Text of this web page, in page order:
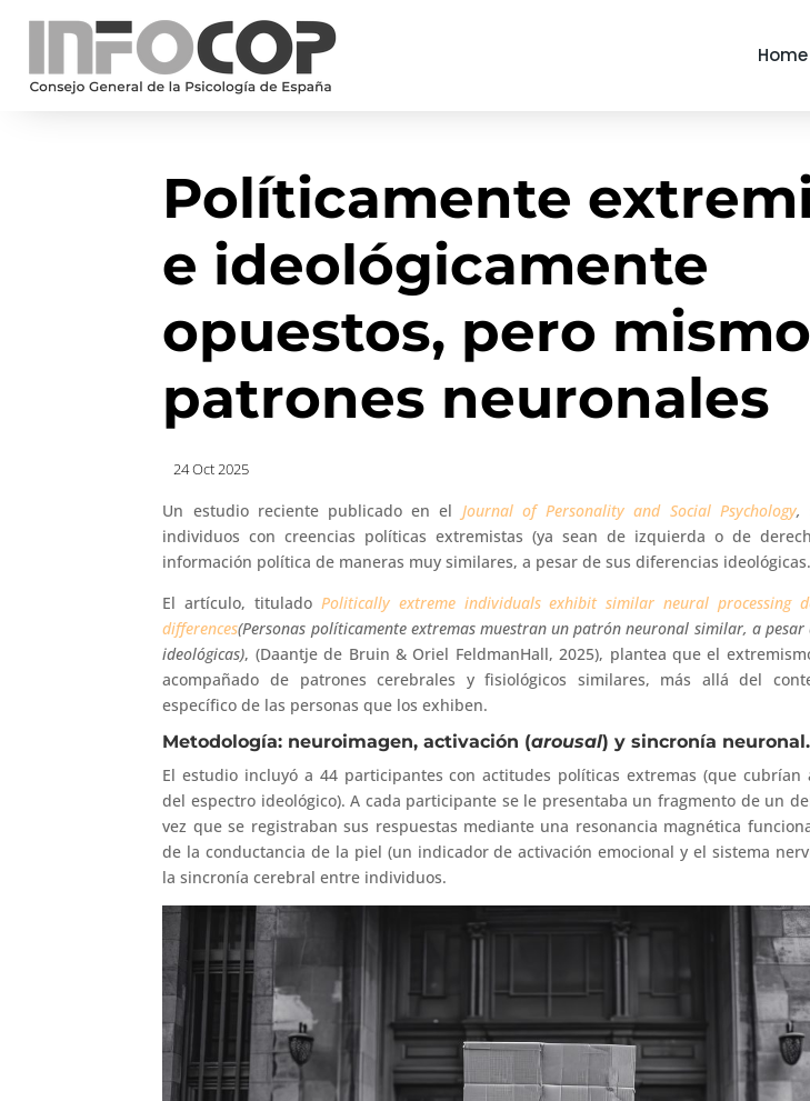
Home
Políticamente
e ideológicamente
opuestos, pero
patrones neuronales
24 Oct 2025
Un estudio reciente publicado en el Journal of Personality and Social Psychology,
individuos con creencias políticas extremistas (ya sean de izquierda o de
información política de maneras muy similares, a pesar de sus diferencias ideológicas.
El artículo, titulado Politically extreme individuals exhibit similar neural processing
differences(Personas políticamente extremas muestran un patrón neuronal similar, a pesar
ideológicas), (Daantje de Bruin & Oriel FeldmanHall, 2025), plantea que el
acompañado de patrones cerebrales y fisiológicos similares, más allá del
específico de las personas que los exhiben.
Metodología: neuroimagen, activación (arousal) y sincronía neuronal.
El estudio incluyó a 44 participantes con actitudes políticas extremas (que cubrían
del espectro ideológico). A cada participante se le presentaba un fragmento de un
vez que se registraban sus respuestas mediante una resonancia magnética
de la conductancia de la piel (un indicador de activación emocional y el sistema
la sincronía cerebral entre individuos.